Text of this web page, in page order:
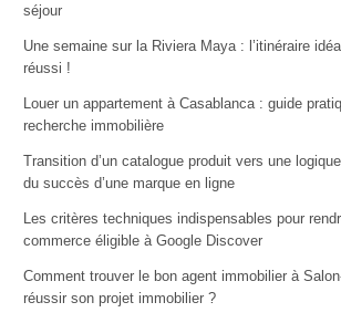
séjour
Une semaine sur la Riviera Maya : l’itinéraire
réussi !
Louer un appartement à Casablanca : guide
recherche immobilière
Transition d’un catalogue produit vers une
du succès d’une marque en ligne
Les critères techniques indispensables pour
commerce éligible à Google Discover
Comment trouver le bon agent immobilier à
réussir son projet immobilier ?